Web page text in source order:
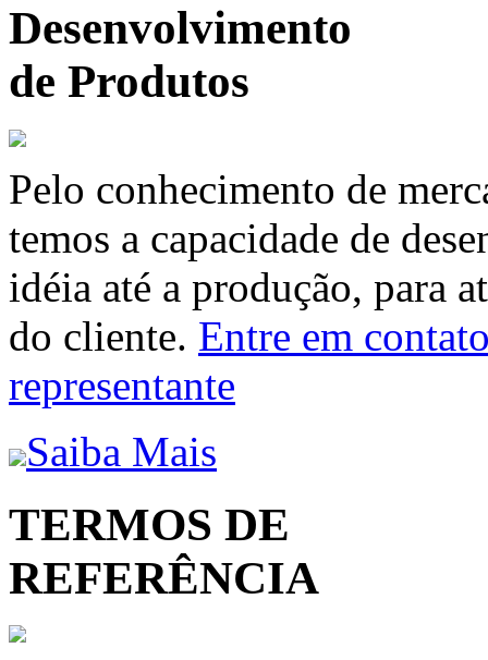
Desenvolvimento
de Produtos
Pelo conhecimento de
temos a capacidade de
idéia até a produção, para
do cliente. Entre em
representante
Saiba Mais
TERMOS DE
REFERÊNCIA